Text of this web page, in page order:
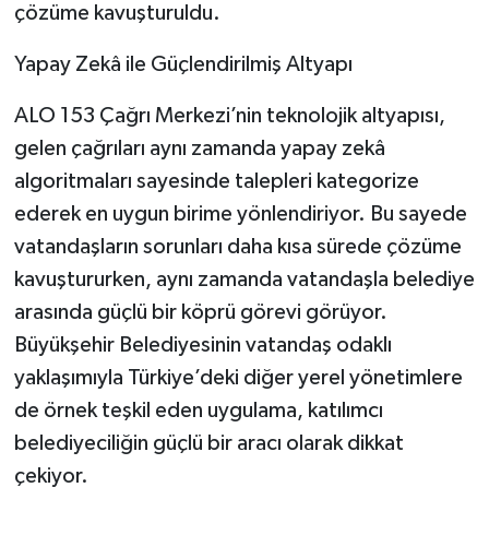
çözüme kavuşturuldu.
Yapay Zekâ ile Güçlendirilmiş Altyapı
ALO 153 Çağrı Merkezi’nin teknolojik altyapısı,
gelen çağrıları aynı zamanda yapay zekâ
algoritmaları sayesinde talepleri kategorize
ederek en uygun birime yönlendiriyor. Bu sayede
vatandaşların sorunları daha kısa sürede çözüme
kavuştururken, aynı zamanda vatandaşla belediye
arasında güçlü bir köprü görevi görüyor.
Büyükşehir Belediyesinin vatandaş odaklı
yaklaşımıyla Türkiye’deki diğer yerel yönetimlere
de örnek teşkil eden uygulama, katılımcı
belediyeciliğin güçlü bir aracı olarak dikkat
çekiyor.